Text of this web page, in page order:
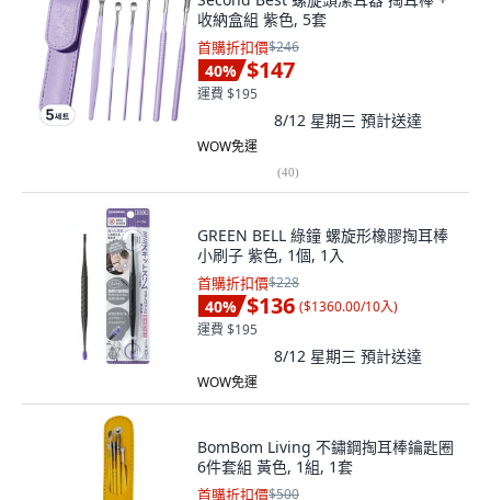
收納盒組 紫色, 5套
首購折扣價$246
40% $147
運費 $195
8/12 星期三 預計送達
WOW免運
(40)
GREEN BELL 綠鐘 螺旋形橡膠掏耳棒
小刷子 紫色, 1個, 1入
首購折扣價$228
40% $136 ($1360.00/10入)
運費 $195
8/12 星期三 預計送達
WOW免運
BomBom Living 不鏽鋼掏耳棒鑰匙圈
6件套組 黃色, 1組, 1套
首購折扣價$500